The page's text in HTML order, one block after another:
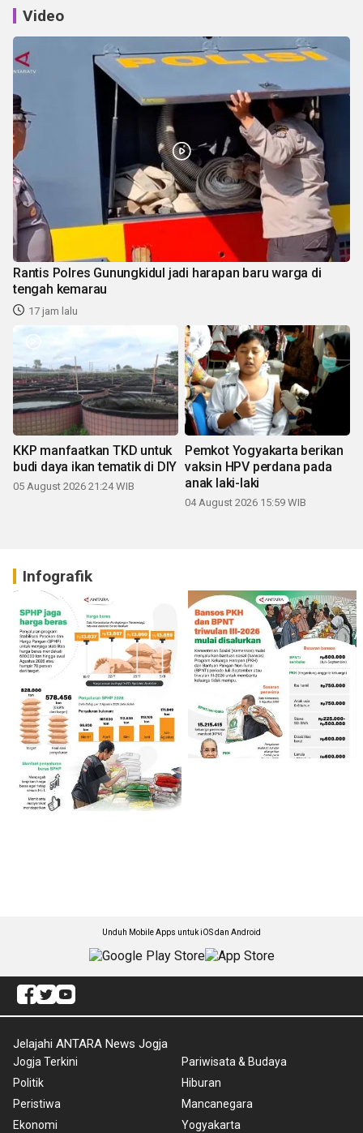
Video
Rantis Polres Gunungkidul jadi harapan baru warga di
tengah kemarau
17 jam lalu
KKP manfaatkan TKD untuk
budi daya ikan tematik di DIY
05 August 2026 21:24 WIB
Pemkot Yogyakarta berikan
vaksin HPV perdana pada
anak laki-laki
04 August 2026 15:59 WIB
Infografik
Unduh Mobile Apps untuk iOS dan Android
Jelajahi ANTARA News Jogja
Jogja Terkini
Politik
Peristiwa
Ekonomi
Pariwisata & Budaya
Hiburan
Mancanegara
Yogyakarta